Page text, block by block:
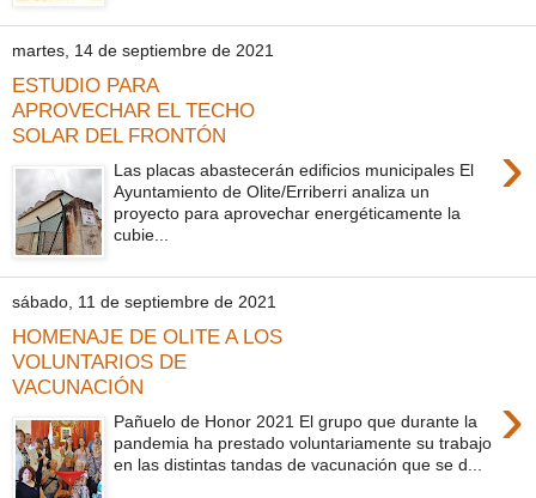
martes, 14 de septiembre de 2021
ESTUDIO PARA
APROVECHAR EL TECHO
SOLAR DEL FRONTÓN
›
Las placas abastecerán edificios municipales El
Ayuntamiento de Olite/Erriberri analiza un
proyecto para aprovechar energéticamente la
cubie...
sábado, 11 de septiembre de 2021
HOMENAJE DE OLITE A LOS
VOLUNTARIOS DE
VACUNACIÓN
›
Pañuelo de Honor 2021 El grupo que durante la
pandemia ha prestado voluntariamente su trabajo
en las distintas tandas de vacunación que se d...